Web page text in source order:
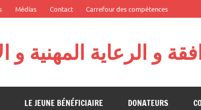
Médias Contact Carrefour des compétences
و الرعاية المهنية و
LE JEUNE BÉNÉFICIAIRE DONATEURS